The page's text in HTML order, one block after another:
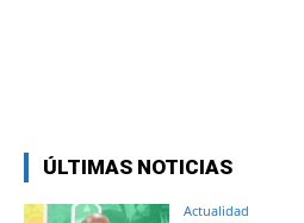
ÚLTIMAS NOTICIAS
Actualidad